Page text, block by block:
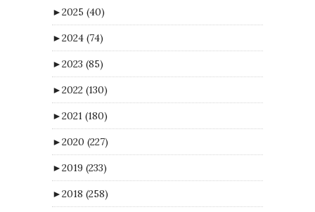
►2025 (40)
►2024 (74)
►2023 (85)
►2022 (130)
►2021 (180)
►2020 (227)
►2019 (233)
►2018 (258)